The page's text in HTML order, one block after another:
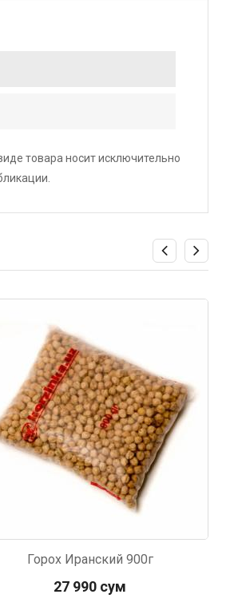
товара носит исключительно
Горох Иранский 900г
27 990 сум